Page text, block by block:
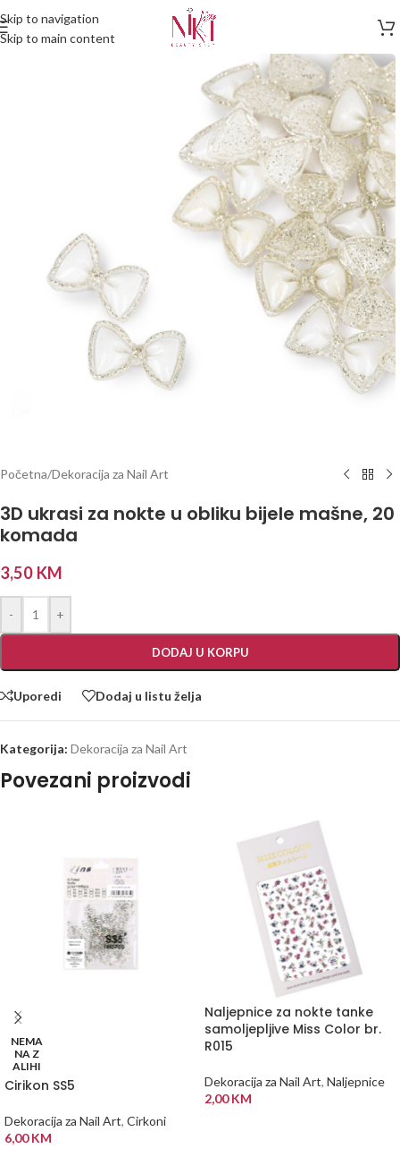
Skip to navigation
Skip to main content
Početna/Dekoracija za Nail Art
3D ukrasi za nokte u obliku bijele mašne, 20
komada
3,50 KM
- +
DODAJ U KORPU
Uporedi Dodaj u listu želja
Kategorija: Dekoracija za Nail Art
Povezani proizvodi
NEMA
NA Z
ALIHI
Cirikon SS5
Dekoracija za Nail Art, Cirkoni
6,00KM
Naljepnice za nokte tanke
samoljepljive Miss Color br.
R015
Dekoracija za Nail Art, Naljepnice
2,00KM